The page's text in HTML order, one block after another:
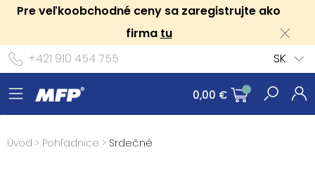
Pre veľkoobchodné ceny sa zaregistrujte ako
firma tu
+421 910 454 755
SK
0,00 €
Úvod > Pohľadnice > Srdečné